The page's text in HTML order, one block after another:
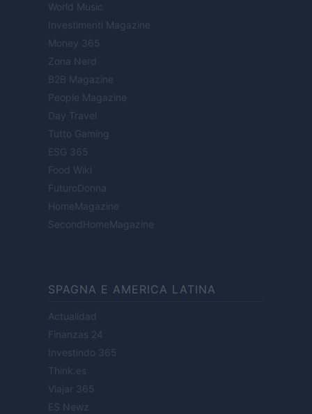
World Music
Investimenti Magazine
Money 365
Zona Nerd
B2B Magazine
People Magazine
Day Travel
Tutto Gaming
ESG 365
Food Wiki
FuturoDonna
HomeMagazine
SecondHomeMagazine
SPAGNA E AMERICA LATINA
Actualidad
Finanzas 24
Investindo 365
Think.es
Viajar 365
ES Newz